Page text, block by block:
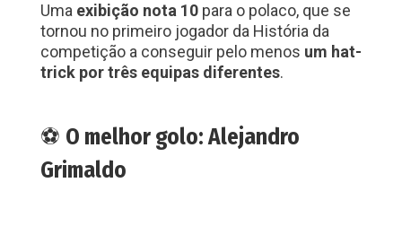
Uma exibição nota 10para o polaco, que se
tornou no primeiro jogador da História da
competição a conseguir pelo menos um hat-
trick por três equipas diferentes.
⚽ O melhor golo: Alejandro
Grimaldo